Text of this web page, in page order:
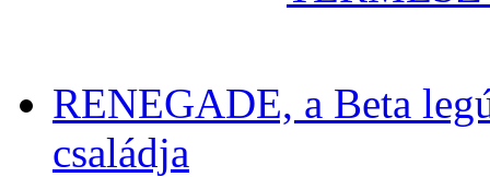
RENEGADE, a Beta
családja